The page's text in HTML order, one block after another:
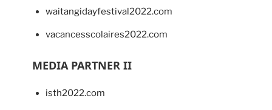
waitangidayfestival2022.com
vacancesscolaires2022.com
MEDIA PARTNER II
isth2022.com